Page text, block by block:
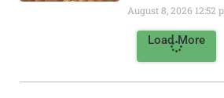
August 8, 2026 12:52
Load More